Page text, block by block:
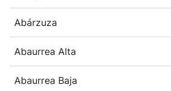
Abárzuza
Abaurrea Alta
Abaurrea Baja